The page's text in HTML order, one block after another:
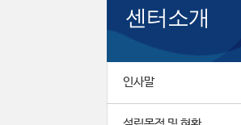
센터소개
인사말